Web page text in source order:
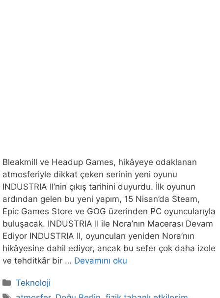
Bleakmill ve Headup Games, hikâyeye odaklanan
atmosferiyle dikkat çeken serinin yeni oyunu
INDUSTRIA II’nin çıkış tarihini duyurdu. İlk oyunun
ardından gelen bu yeni yapım, 15 Nisan’da Steam,
Epic Games Store ve GOG üzerinden PC oyuncularıyla
buluşacak. INDUSTRIA II ile Nora’nın Macerası Devam
Ediyor INDUSTRIA II, oyuncuları yeniden Nora’nın
hikâyesine dahil ediyor, ancak bu sefer çok daha izole
ve tehditkâr bir … Devamını oku
Kategoriler
Teknoloji
Etiketler